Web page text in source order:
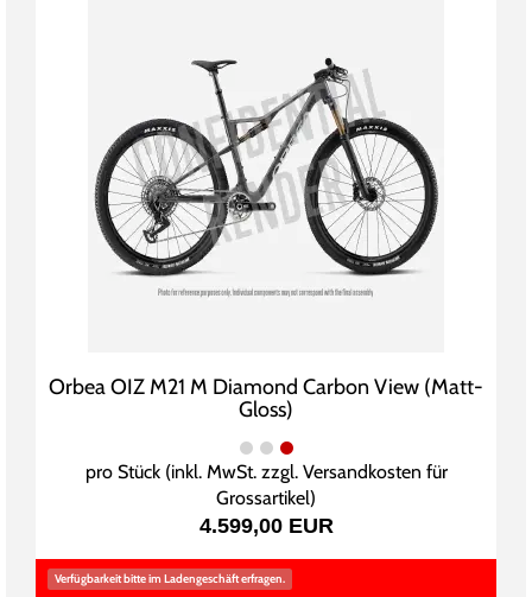
Orbea OIZ M21 M Diamond Carbon View (Matt-
Gloss)
pro Stück (inkl. MwSt. zzgl. Versandkosten für
Grossartikel)
4.599,00 EUR
Verfügbarkeit bitte im Ladengeschäft erfragen.